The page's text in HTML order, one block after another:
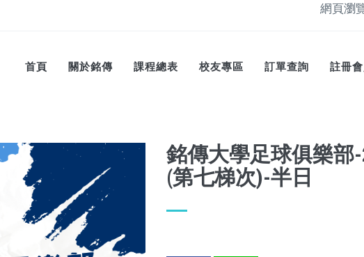
網頁瀏
首頁 關於銘傳 課程總表 校友專區 訂單查詢 註冊
銘傳大學足球俱樂部
(第七梯次)-半日